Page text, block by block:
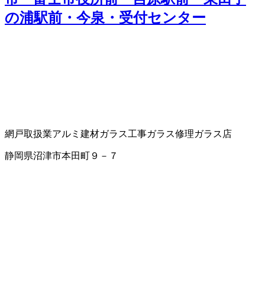
の浦駅前・今泉・受付センター
網戸取扱業アルミ建材ガラス工事ガラス修理ガラス店
静岡県沼津市本田町９－７